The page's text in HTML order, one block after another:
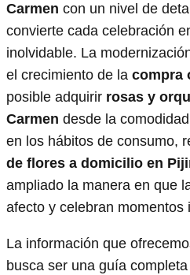
Carmen con un nivel de
convierte cada celebración
inolvidable. La
el crecimiento de la compra
posible adquirir rosas y
Carmen desde la
en los hábitos de consumo,
de flores a domicilio en
ampliado la manera en que
afecto y celebran momentos
La información que
busca ser una guía